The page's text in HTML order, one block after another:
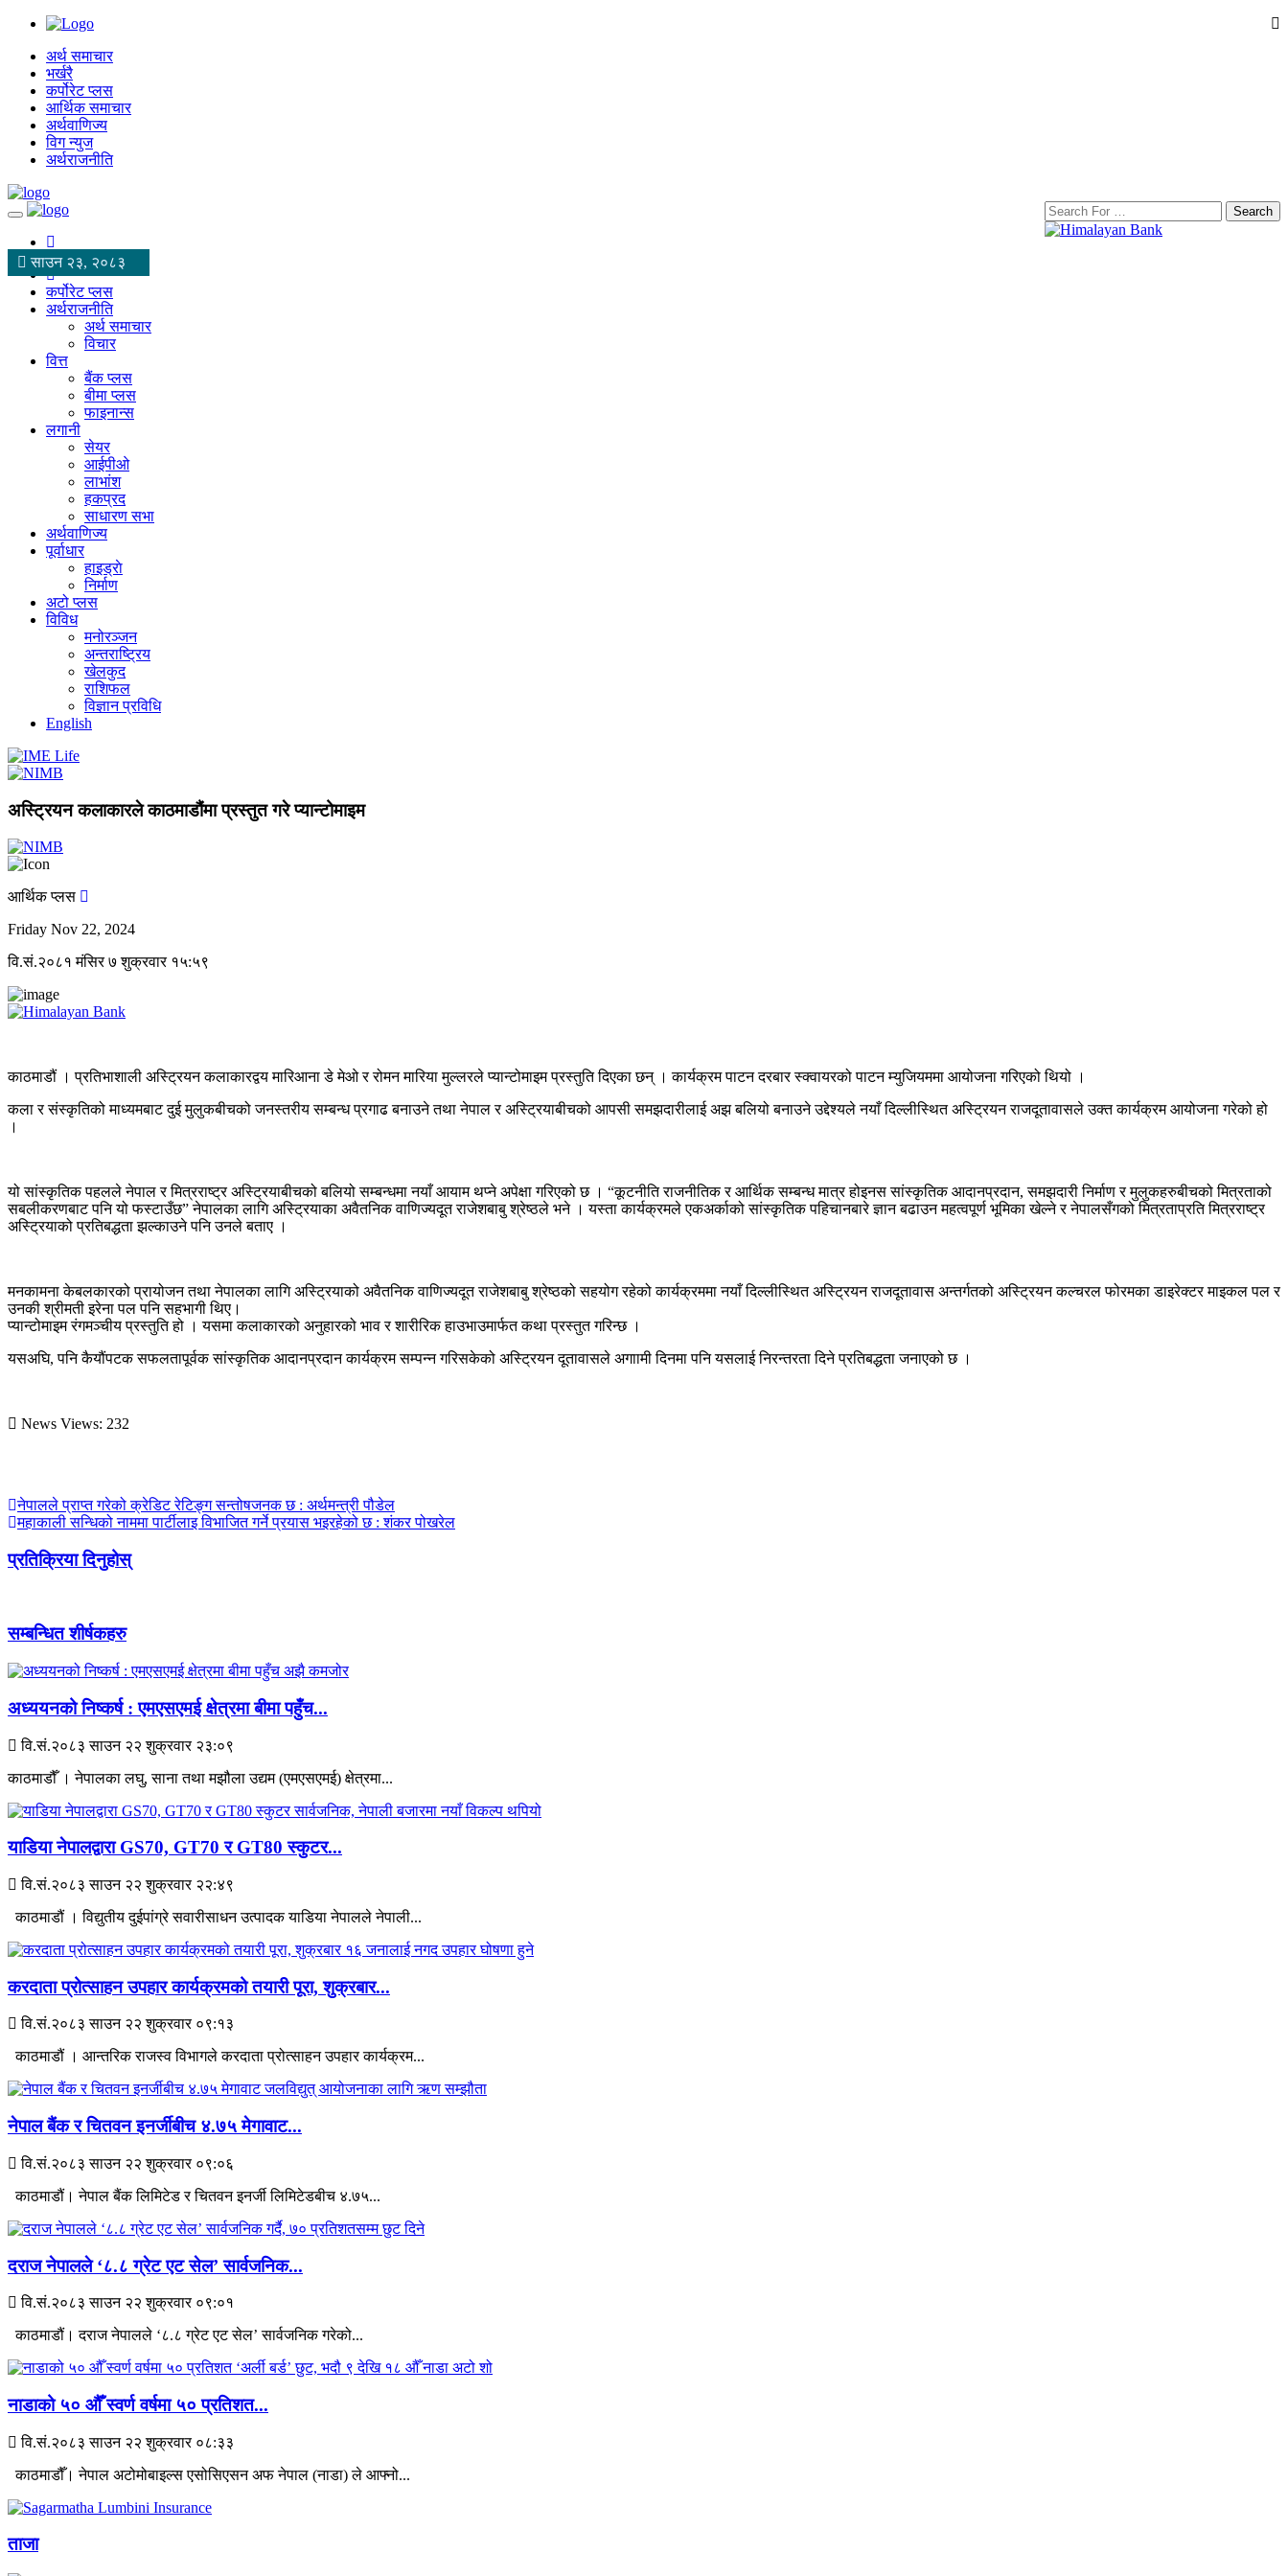
अर्थ समाचार
भर्खरै
कर्पोरेट प्लस
आर्थिक समाचार
अर्थवाणिज्य
विग न्युज
अर्थराजनीति
Search
साउन २३, २०८३
कर्पोरेट प्लस
अर्थराजनीति
अर्थ समाचार
विचार
वित्त
बैंक प्लस
बीमा प्लस
फाइनान्स
लगानी
सेयर
आईपीओ
लाभांश
हकप्रद
साधारण सभा
अर्थवाणिज्य
पूर्वाधार
हाइड्राे
निर्माण
अटो प्लस
विविध
मनोरञ्जन
अन्तराष्ट्रिय
खेलकुद
राशिफल
विज्ञान प्रविधि
English
अस्ट्रियन कलाकारले काठमाडौंमा प्रस्तुत गरे प्यान्टोमाइम
आर्थिक प्लस
Friday Nov 22, 2024
वि.सं.२०८१ मंसिर ७ शुक्रवार १५:५९
काठमाडौं । प्रतिभाशाली अस्ट्रियन कलाकारद्वय मारिआना डे मेओ र रोमन मारिया मुल्लरले प्यान्टोमाइम प्रस्तुति दिएका छन् । कार्यक्रम पाटन दरबार स्क्वायरको पाटन म्युजियममा आयोजना गरिएको थियो ।
कला र संस्कृतिको माध्यमबाट दुई मुलुकबीचको जनस्तरीय सम्बन्ध प्रगाढ बनाउने तथा नेपाल र अस्ट्रियाबीचको आपसी समझदारीलाई अझ बलियो बनाउने उद्देश्यले नयाँ दिल्लीस्थित अस्ट्रियन राजदूतावासले उक्त कार्यक्रम आयोजना गरेको हो
।
यो सांस्कृतिक पहलले नेपाल र मित्रराष्ट्र अस्ट्रियाबीचको बलियो सम्बन्धमा नयाँ आयाम थप्ने अपेक्षा गरिएको छ । “कूटनीति राजनीतिक र आर्थिक सम्बन्ध मात्र होइनस सांस्कृतिक आदानप्रदान, समझदारी निर्माण र मुलुकहरुबीचको मित्रताको
सबलीकरणबाट पनि यो फस्टाउँछ” नेपालका लागि अस्ट्रियाका अवैतनिक वाणिज्यदूत राजेशबाबु श्रेष्ठले भने । यस्ता कार्यक्रमले एकअर्काको सांस्कृतिक पहिचानबारे ज्ञान बढाउन महत्वपूर्ण भूमिका खेल्ने र नेपालसँगको मित्रताप्रति मित्रराष्ट्र
अस्ट्रियाको प्रतिबद्धता झल्काउने पनि उनले बताए ।
मनकामना केबलकारको प्रायोजन तथा नेपालका लागि अस्ट्रियाको अवैतनिक वाणिज्यदूत राजेशबाबु श्रेष्ठको सहयोग रहेको कार्यक्रममा नयाँ दिल्लीस्थित अस्ट्रियन राजदूतावास अन्तर्गतको अस्ट्रियन कल्चरल फोरमका डाइरेक्टर माइकल पल र
उनकी श्रीमती इरेना पल पनि सहभागी थिए।
प्यान्टोमाइम रंगमञ्चीय प्रस्तुति हो । यसमा कलाकारको अनुहारको भाव र शारीरिक हाउभाउमार्फत कथा प्रस्तुत गरिन्छ ।
यसअघि, पनि कैयौंपटक सफलतापूर्वक सांस्कृतिक आदानप्रदान कार्यक्रम सम्पन्न गरिसकेको अस्ट्रियन दूतावासले अगाामी दिनमा पनि यसलाई निरन्तरता दिने प्रतिबद्धता जनाएको छ ।
News Views: 232
नेपालले प्राप्त गरेको क्रेडिट रेटिङ्ग सन्तोषजनक छ : अर्थमन्त्री पौडेल
महाकाली सन्धिको नाममा पार्टीलाइ विभाजित गर्ने प्रयास भइरहेको छ : शंकर पोखरेल
प्रतिक्रिया दिनुहोस्
सम्बन्धित शीर्षकहरु
अध्ययनको निष्कर्ष : एमएसएमई क्षेत्रमा बीमा पहुँच...
वि.सं.२०८३ साउन २२ शुक्रवार २३:०९
काठमाडौँ । नेपालका लघु, साना तथा मझौला उद्यम (एमएसएमई) क्षेत्रमा...
याडिया नेपालद्वारा GS70, GT70 र GT80 स्कुटर...
वि.सं.२०८३ साउन २२ शुक्रवार २२:४९
काठमाडौं । विद्युतीय दुईपांग्रे सवारीसाधन उत्पादक याडिया नेपालले नेपाली...
करदाता प्रोत्साहन उपहार कार्यक्रमको तयारी पूरा, शुक्रबार...
वि.सं.२०८३ साउन २२ शुक्रवार ०९:१३
काठमाडौं । आन्तरिक राजस्व विभागले करदाता प्रोत्साहन उपहार कार्यक्रम...
नेपाल बैंक र चितवन इनर्जीबीच ४.७५ मेगावाट...
वि.सं.२०८३ साउन २२ शुक्रवार ०९:०६
काठमाडौं। नेपाल बैंक लिमिटेड र चितवन इनर्जी लिमिटेडबीच ४.७५...
दराज नेपालले ‘८.८ ग्रेट एट सेल’ सार्वजनिक...
वि.सं.२०८३ साउन २२ शुक्रवार ०९:०१
काठमाडौं। दराज नेपालले ‘८.८ ग्रेट एट सेल’ सार्वजनिक गरेको...
नाडाको ५० औँ स्वर्ण वर्षमा ५० प्रतिशत...
वि.सं.२०८३ साउन २२ शुक्रवार ०८:३३
काठमाडौँ। नेपाल अटोमोबाइल्स एसोसिएसन अफ नेपाल (नाडा) ले आफ्नो...
ताजा